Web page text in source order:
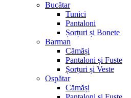
Bucătar
Tunici
Pantaloni
Șorțuri și Bonete
Barman
Cămăși
Pantaloni și Fuste
Șorțuri și Veste
Ospătar
Cămăși